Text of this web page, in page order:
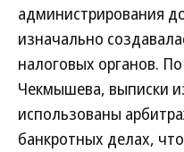
администрирования
изначально
налоговых органов.
Чекмышева, выписки
использованы
банкротных делах,